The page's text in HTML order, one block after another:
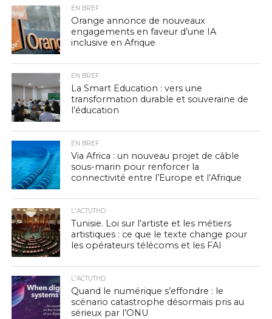
EN BREF
Orange annonce de nouveaux
engagements en faveur d’une IA
inclusive en Afrique
EN BREF
La Smart Education : vers une
transformation durable et souveraine de
l’éducation
EN BREF
Via Africa : un nouveau projet de câble
sous-marin pour renforcer la
connectivité entre l’Europe et l’Afrique
L'ACTUTHD
Tunisie. Loi sur l’artiste et les métiers
artistiques : ce que le texte change pour
les opérateurs télécoms et les FAI
L'ACTUTHD
Quand le numérique s’effondre : le
scénario catastrophe désormais pris au
sérieux par l’ONU